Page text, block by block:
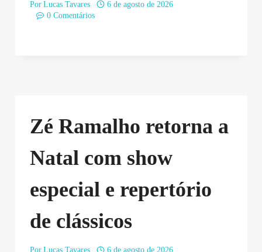
Por Lucas Tavares
6 de agosto de 2026
0 Comentários
Zé Ramalho retorna a
Natal com show
especial e repertório
de clássicos
Por Lucas Tavares
6 de agosto de 2026